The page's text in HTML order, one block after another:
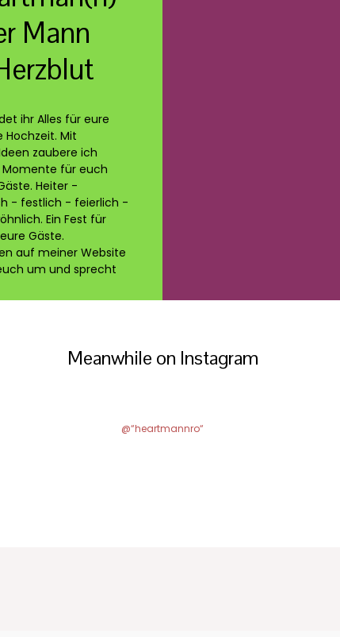
Mann
ihr Alles für eure
Hochzeit. Mit
zaubere ich
für euch
Heiter -
- festlich - feierlich -
Ein Fest für
Gäste.
auf meiner Website
um und sprecht
Meanwhile on Instagram
@“heartmannro“